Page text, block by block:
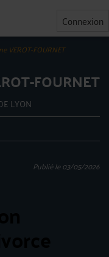
Connexion
VEROT-FOURNET
FOURNET
LYON
Publié le 03/05/2026